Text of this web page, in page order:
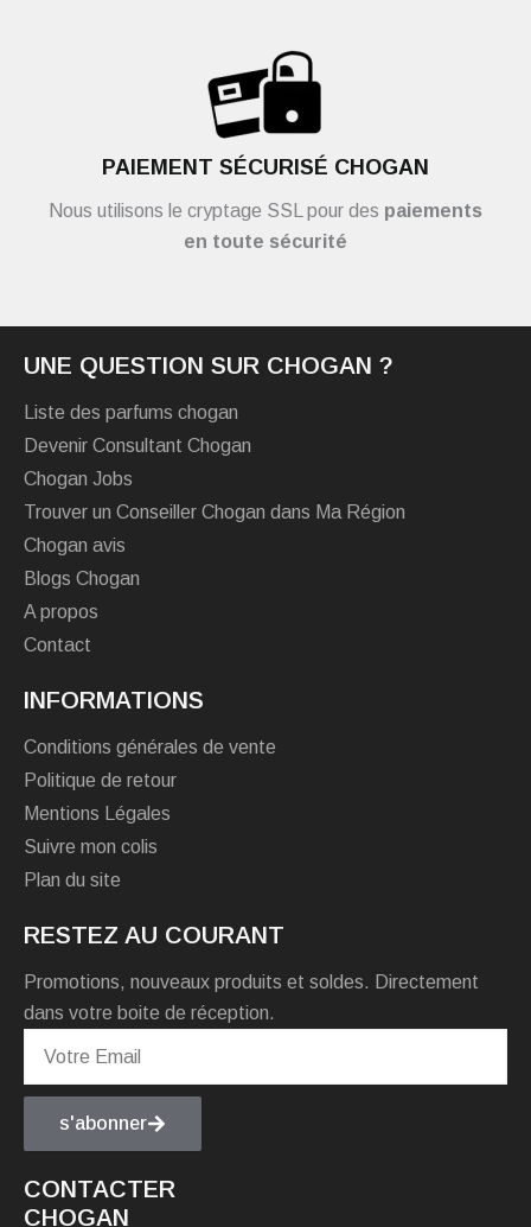
PAIEMENT SÉCURISÉ CHOGAN
Nous utilisons le cryptage SSL pour des paiements
en toute sécurité
UNE QUESTION SUR CHOGAN ?
Liste des parfums chogan
Devenir Consultant Chogan
Chogan Jobs
Trouver un Conseiller Chogan dans Ma Région
Chogan avis
Blogs Chogan
A propos
Contact
INFORMATIONS
Conditions générales de vente
Politique de retour
Mentions Légales
Suivre mon colis
Plan du site
RESTEZ AU COURANT
Promotions, nouveaux produits et soldes. Directement
dans votre boite de réception.
s'abonner
CONTACTER
CHOGAN